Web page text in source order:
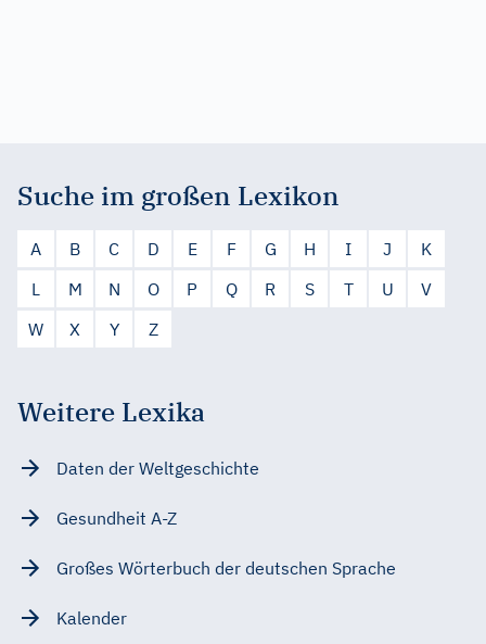
Suche im großen Lexikon
A B C D E F G H I J
K
L
M N O P Q R S T U
V
W
X Y Z
Weitere Lexika
Daten der Weltgeschichte
Gesundheit A-Z
Großes Wörterbuch der deutschen Sprache
Kalender